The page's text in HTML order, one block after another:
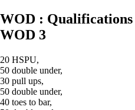
WOD :
WOD 3
20 HSPU,
50 double under,
30 pull ups,
50 double under,
40 toes to bar,